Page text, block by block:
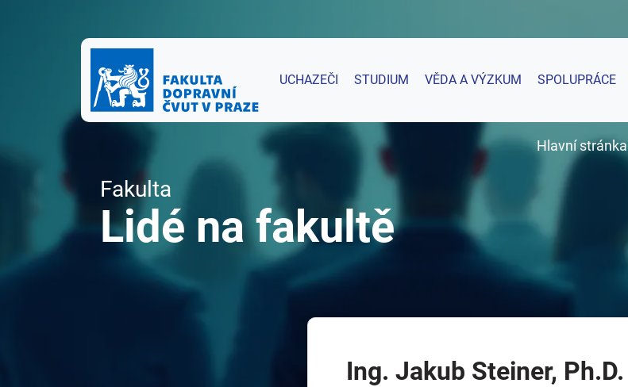
UCHAZEČI STUDIUM VĚDA A VÝZKUM SPOLUPRÁCE
Hlavní stránka
Fakulta
Lidé na fakultě
Ing. Jakub Steiner, Ph.D.